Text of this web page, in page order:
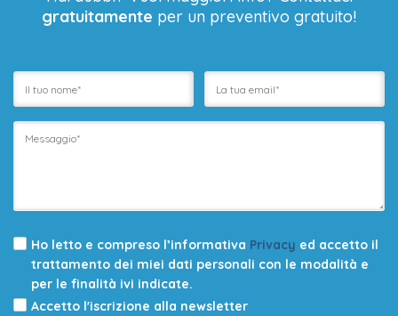
gratuitamente per un preventivo gratuito!
Ho letto e compreso l’informativa Privacy ed accetto il
trattamento dei miei dati personali con le modalità e
per le finalità ivi indicate.
Accetto l'iscrizione alla newsletter